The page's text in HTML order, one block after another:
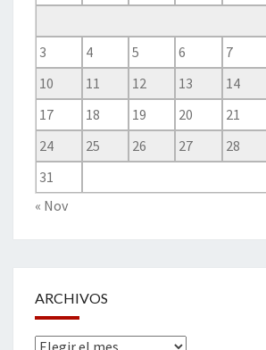
3
4 5 6 7
10
11 12 13 14
17
18 19 20 21
24
25 26 27 28
31
« Nov
ARCHIVOS
Archivos